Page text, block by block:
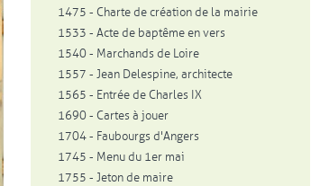
1475 - Charte de création de la mairie
1533 - Acte de baptême en vers
1540 - Marchands de Loire
1557 - Jean Delespine, architecte
1565 - Entrée de Charles IX
1690 - Cartes à jouer
1704 - Faubourgs d'Angers
1745 - Menu du 1er mai
1755 - Jeton de maire